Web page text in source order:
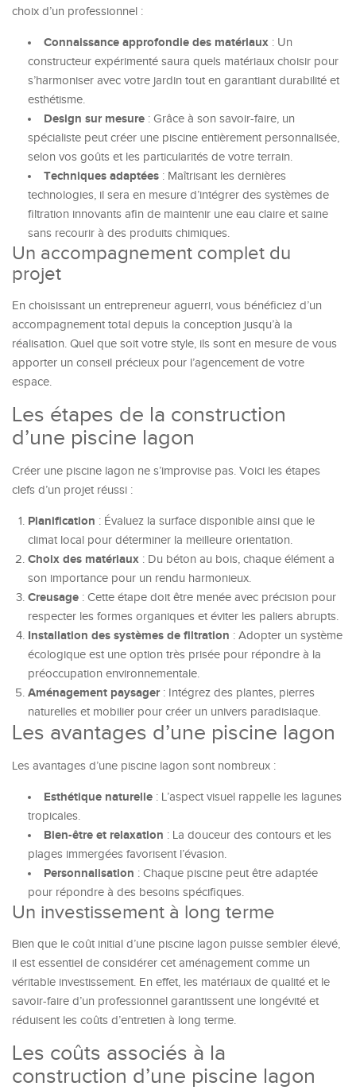
choix d’un professionnel :
Connaissance approfondie des matériaux : Un
constructeur expérimenté saura quels matériaux choisir pour
s’harmoniser avec votre jardin tout en garantiant durabilité et
esthétisme.
Design sur mesure : Grâce à son savoir-faire, un
spécialiste peut créer une piscine entièrement personnalisée,
selon vos goûts et les particularités de votre terrain.
Techniques adaptées : Maîtrisant les dernières
technologies, il sera en mesure d’intégrer des systèmes de
filtration innovants afin de maintenir une eau claire et saine
sans recourir à des produits chimiques.
Un accompagnement complet du
projet
En choisissant un entrepreneur aguerri, vous bénéficiez d’un
accompagnement total depuis la conception jusqu’à la
réalisation. Quel que soit votre style, ils sont en mesure de vous
apporter un conseil précieux pour l’agencement de votre
espace.
Les étapes de la construction
d’une piscine lagon
Créer une piscine lagon ne s’improvise pas. Voici les étapes
clefs d’un projet réussi :
Planification : Évaluez la surface disponible ainsi que le
climat local pour déterminer la meilleure orientation.
Choix des matériaux : Du béton au bois, chaque élément a
son importance pour un rendu harmonieux.
Creusage : Cette étape doit être menée avec précision pour
respecter les formes organiques et éviter les paliers abrupts.
Installation des systèmes de filtration : Adopter un système
écologique est une option très prisée pour répondre à la
préoccupation environnementale.
Aménagement paysager: Intégrez des plantes, pierres
naturelles et mobilier pour créer un univers paradisiaque.
Les avantages d’une piscine lagon
Les avantages d’une piscine lagon sont nombreux :
Esthétique naturelle : L’aspect visuel rappelle les lagunes
tropicales.
Bien-être et relaxation : La douceur des contours et les
plages immergées favorisent l’évasion.
Personnalisation : Chaque piscine peut être adaptée
pour répondre à des besoins spécifiques.
Un investissement à long terme
Bien que le coût initial d’une piscine lagon puisse sembler élevé,
il est essentiel de considérer cet aménagement comme un
véritable investissement. En effet, les matériaux de qualité et le
savoir-faire d’un professionnel garantissent une longévité et
réduisent les coûts d’entretien à long terme.
Les coûts associés à la
construction d’une piscine lagon